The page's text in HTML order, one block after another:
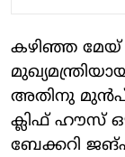
കഴിഞ്ഞ മേയ്
അതിനു മുന്‍പ്
ക്ലിഫ് ഹൗസ്
ബേക്കറി